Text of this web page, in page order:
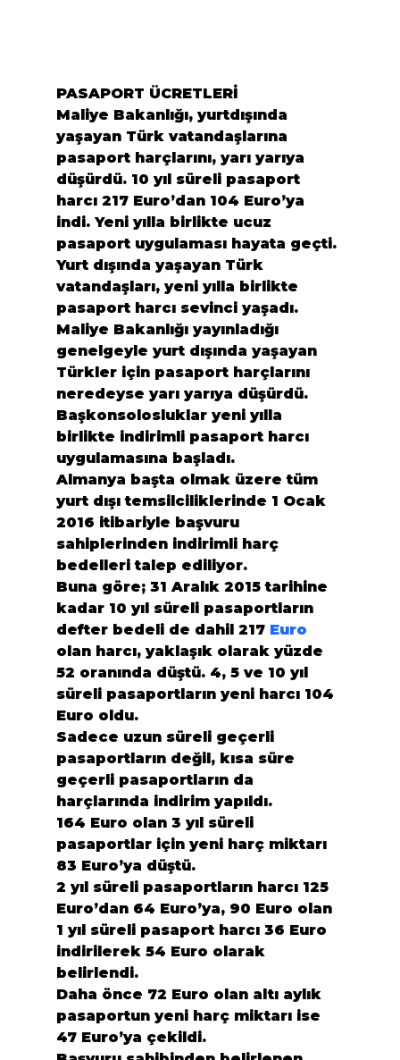
PASAPORT ÜCRETLERİ
Maliye Bakanlığı, yurtdışında
yaşayan Türk vatandaşlarına
pasaport harçlarını, yarı yarıya
düşürdü. 10 yıl süreli pasaport
harcı 217 Euro’dan 104 Euro’ya
indi. Yeni yılla birlikte ucuz
pasaport uygulaması hayata geçti.
Yurt dışında yaşayan Türk
vatandaşları, yeni yılla birlikte
pasaport harcı sevinci yaşadı.
Maliye Bakanlığı yayınladığı
genelgeyle yurt dışında yaşayan
Türkler için pasaport harçlarını
neredeyse yarı yarıya düşürdü.
Başkonsolosluklar yeni yılla
birlikte indirimli pasaport harcı
uygulamasına başladı.
Almanya başta olmak üzere tüm
yurt dışı temsilciliklerinde 1 Ocak
2016 itibariyle başvuru
sahiplerinden indirimli harç
bedelleri talep ediliyor.
Buna göre; 31 Aralık 2015 tarihine
kadar 10 yıl süreli pasaportların
defter bedeli de dahil 217 Euro
olan harcı, yaklaşık olarak yüzde
52 oranında düştü. 4, 5 ve 10 yıl
süreli pasaportların yeni harcı 104
Euro oldu.
Sadece uzun süreli geçerli
pasaportların değil, kısa süre
geçerli pasaportların da
harçlarında indirim yapıldı.
164 Euro olan 3 yıl süreli
pasaportlar için yeni harç miktarı
83 Euro’ya düştü.
2 yıl süreli pasaportların harcı 125
Euro’dan 64 Euro’ya, 90 Euro olan
1 yıl süreli pasaport harcı 36 Euro
indirilerek 54 Euro olarak
belirlendi.
Daha önce 72 Euro olan altı aylık
pasaportun yeni harç miktarı ise
47 Euro’ya çekildi.